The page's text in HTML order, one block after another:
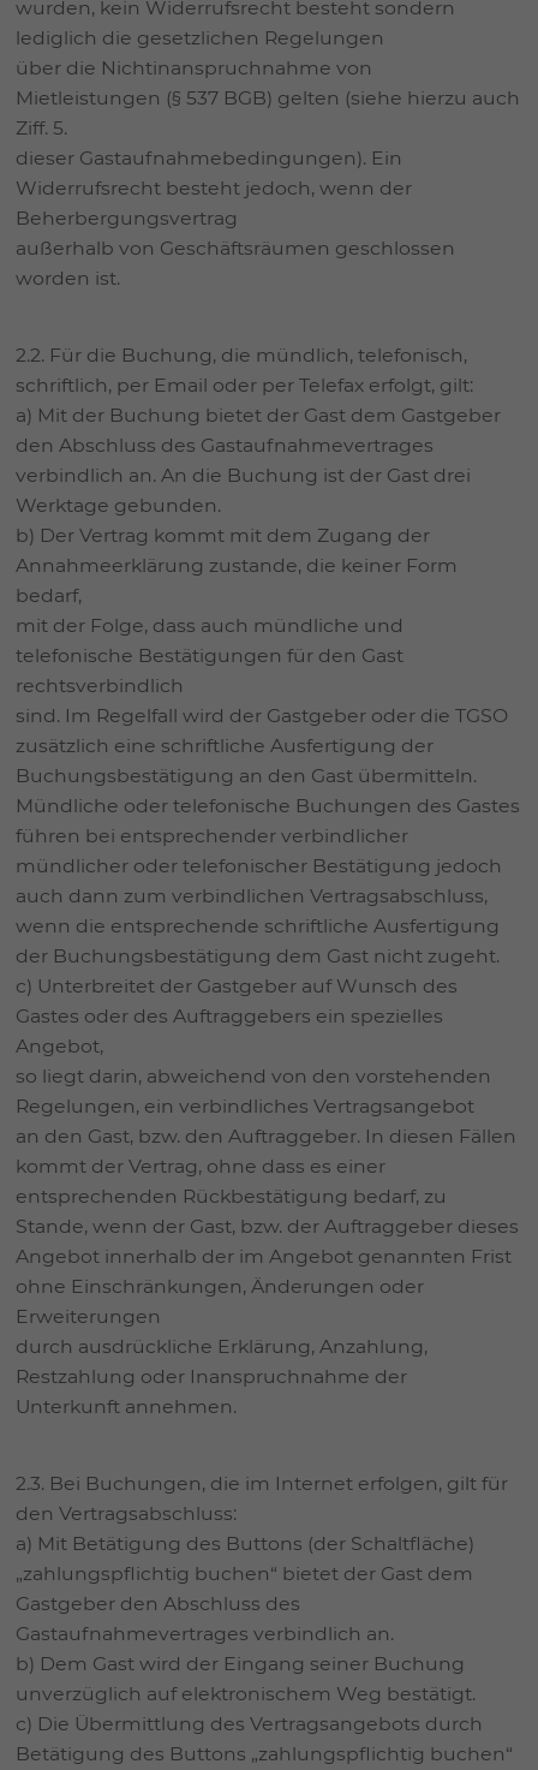
wurden, kein Widerrufsrecht besteht sondern
lediglich die gesetzlichen Regelungen
über die Nichtinanspruchnahme von
Mietleistungen (§ 537 BGB) gelten (siehe hierzu auch
Ziff. 5.
dieser Gastaufnahmebedingungen). Ein
Widerrufsrecht besteht jedoch, wenn der
Beherbergungsvertrag
außerhalb von Geschäftsräumen geschlossen
worden ist.
2.2. Für die Buchung, die mündlich, telefonisch,
schriftlich, per Email oder per Telefax erfolgt, gilt:
a) Mit der Buchung bietet der Gast dem Gastgeber
den Abschluss des Gastaufnahmevertrages
verbindlich an. An die Buchung ist der Gast drei
Werktage gebunden.
b) Der Vertrag kommt mit dem Zugang der
Annahmeerklärung zustande, die keiner Form
bedarf,
mit der Folge, dass auch mündliche und
telefonische Bestätigungen für den Gast
rechtsverbindlich
sind. Im Regelfall wird der Gastgeber oder die TGSO
zusätzlich eine schriftliche Ausfertigung der
Buchungsbestätigung an den Gast übermitteln.
Mündliche oder telefonische Buchungen des Gastes
führen bei entsprechender verbindlicher
mündlicher oder telefonischer Bestätigung jedoch
auch dann zum verbindlichen Vertragsabschluss,
wenn die entsprechende schriftliche Ausfertigung
der Buchungsbestätigung dem Gast nicht zugeht.
c) Unterbreitet der Gastgeber auf Wunsch des
Gastes oder des Auftraggebers ein spezielles
Angebot,
so liegt darin, abweichend von den vorstehenden
Regelungen, ein verbindliches Vertragsangebot
an den Gast, bzw. den Auftraggeber. In diesen Fällen
kommt der Vertrag, ohne dass es einer
entsprechenden Rückbestätigung bedarf, zu
Stande, wenn der Gast, bzw. der Auftraggeber dieses
Angebot innerhalb der im Angebot genannten Frist
ohne Einschränkungen, Änderungen oder
Erweiterungen
durch ausdrückliche Erklärung, Anzahlung,
Restzahlung oder Inanspruchnahme der
Unterkunft annehmen.
2.3. Bei Buchungen, die im Internet erfolgen, gilt für
den Vertragsabschluss:
a) Mit Betätigung des Buttons (der Schaltfläche)
„zahlungspflichtig buchen“ bietet der Gast dem
Gastgeber den Abschluss des
Gastaufnahmevertrages verbindlich an.
b) Dem Gast wird der Eingang seiner Buchung
unverzüglich auf elektronischem Weg bestätigt.
c) Die Übermittlung des Vertragsangebots durch
Betätigung des Buttons „zahlungspflichtig buchen“